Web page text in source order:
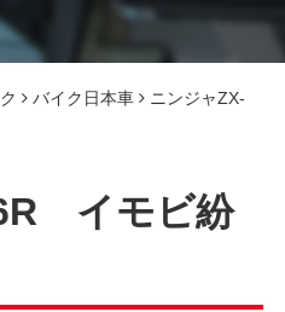
バイク日本車
ニンジャZX-
イモビ紛